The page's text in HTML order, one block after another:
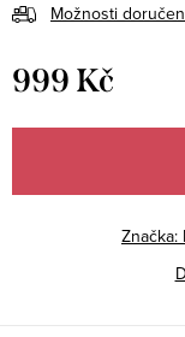
Možnosti
999 Kč
cena:
Značka: